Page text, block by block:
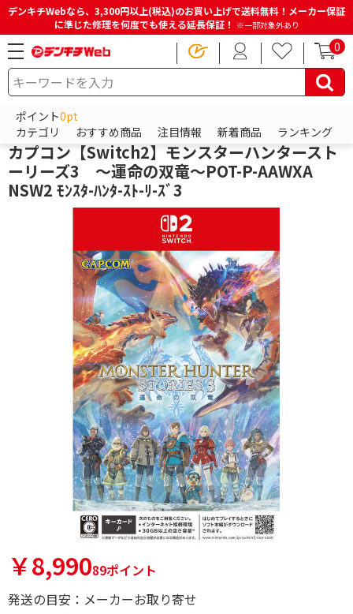
デンキチWebなら、3,300円以上(税込)のお買い上げで送料無料！メーカー保証
に準じた修理を何度でも使える延長保証！ ※一部対象外あり
0
ポイント0pt
カテゴリ
おすすめ商品 注目情報 新着商品 ランキング
HOME 商品一覧ページ ゲーム ゲーム機(互換機・その他)
カプコン
カプコン【Switch2】モンスターハンタースト
ーリーズ3 ～運命の双竜～POT-P-AAWXA
NSW2 ﾓﾝｽﾀ-ﾊﾝﾀ-ｽﾄ-ﾘ-ｽﾞ3
￥8,99089ポイント
発送の目安：メーカーお取り寄せ